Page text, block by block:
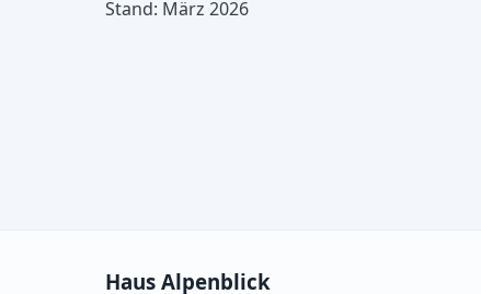
Stand: März 2026
Haus Alpenblick